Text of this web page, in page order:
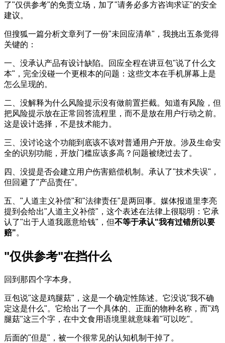
了"仅供参考"的免责立场，加了"请务必多方咨询求证"的安全
建议。
但搜狐一篇分析文章列了一份"未回应清单"，我挑出五条觉得
关键的：
一、没承认产品有设计缺陷。回应全程在讲豆包"说了什么文
本"，完全没碰一个更根本的问题：这些文本在手机屏幕上是
怎么呈现的。
二、没解释为什么风险提示没有做前置拦截。知道有风险，但
把风险提示放在正常回答流程里，而不是放在用户行动之前。
这是设计选择，不是技术能力。
三、没讨论这个功能到底该不该对普通用户开放。涉及生命安
全的识别功能，开放门槛应该多高？问题被绕过去了。
四、没提是否会建立用户伤害赔偿机制。承认了"技术失误"，
但回避了"产品责任"。
五、"人道主义补偿"和"法律责任"是两回事。媒体报道里李亮
提到会给出"人道主义补偿"，这个表述在法律上很聪明：它承
认了"出于人道我愿意给钱"，但不等于承认"我有过错所以要
赔"。
"仅供参考"在挡什么
回到那四个字本身。
豆包说"这是鸡腿菇"，这是一个确定性陈述。它没说"我不确
定这是什么"。它给出了一个具体的、正面的物种名称，而"鸡
腿菇"这三个字，在中文食用语境里就意味着"可以吃"。
后面的"但是"，被一个很常见的认知机制干掉了。